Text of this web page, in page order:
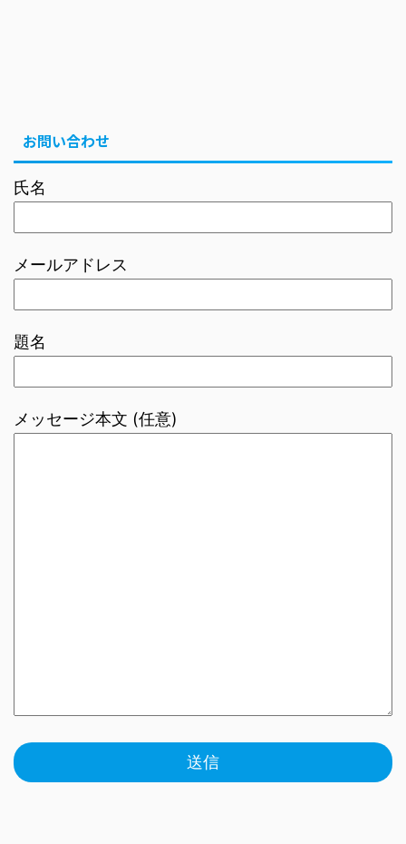
お問い合わせ
氏名
メールアドレス
題名
メッセージ本文 (任意)